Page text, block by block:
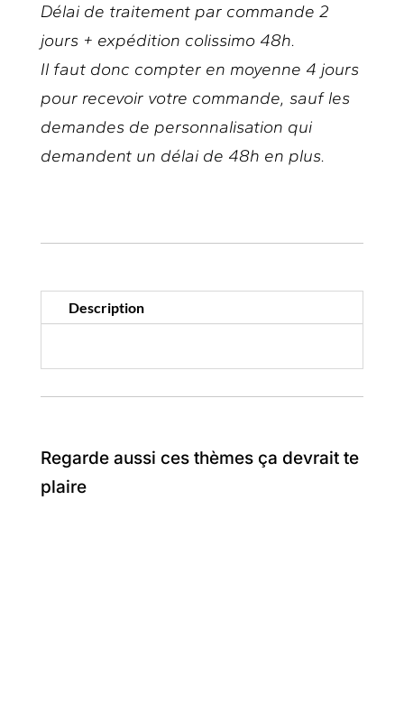
Délai de traitement par commande 2
jours + expédition colissimo 48h.
Il faut donc compter en moyenne 4 jours
pour recevoir votre commande, sauf les
demandes de personnalisation qui
demandent un délai de 48h en plus.
Description
Regarde aussi ces thèmes ça devrait te
plaire